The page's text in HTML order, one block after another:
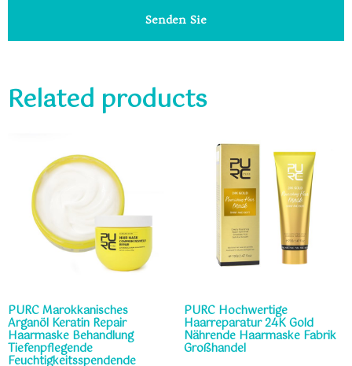
Senden Sie
Related products
PURC Marokkanisches
Arganöl Keratin Repair
Haarmaske Behandlung
Tiefenpflegende
Feuchtigkeitsspendende
PURC Hochwertige
Haarreparatur 24K Gold
Nährende Haarmaske Fabrik
Großhandel